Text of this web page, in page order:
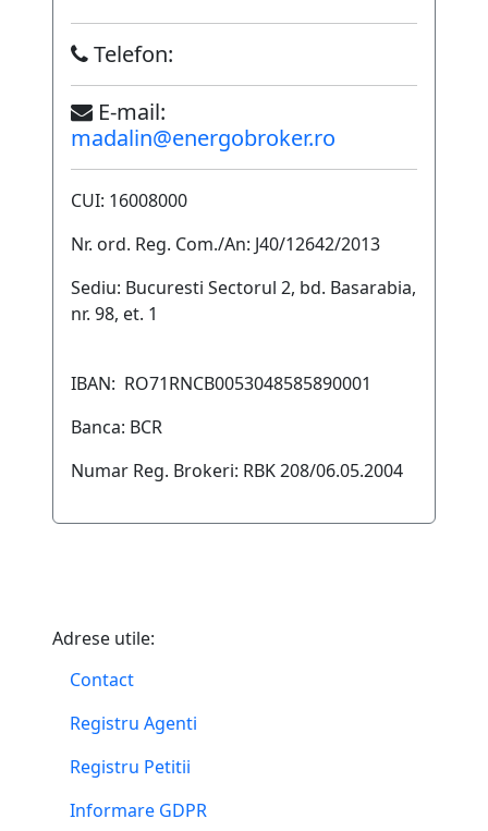
Telefon:
E-mail:
madalin@energobroker.ro
CUI: 16008000
Nr. ord. Reg. Com./An: J40/12642/2013
Sediu: Bucuresti Sectorul 2, bd. Basarabia,
nr. 98, et. 1
IBAN: RO71RNCB0053048585890001
Banca: BCR
Numar Reg. Brokeri: RBK 208/06.05.2004
Adrese utile:
Contact
Registru Agenti
Registru Petitii
Informare GDPR